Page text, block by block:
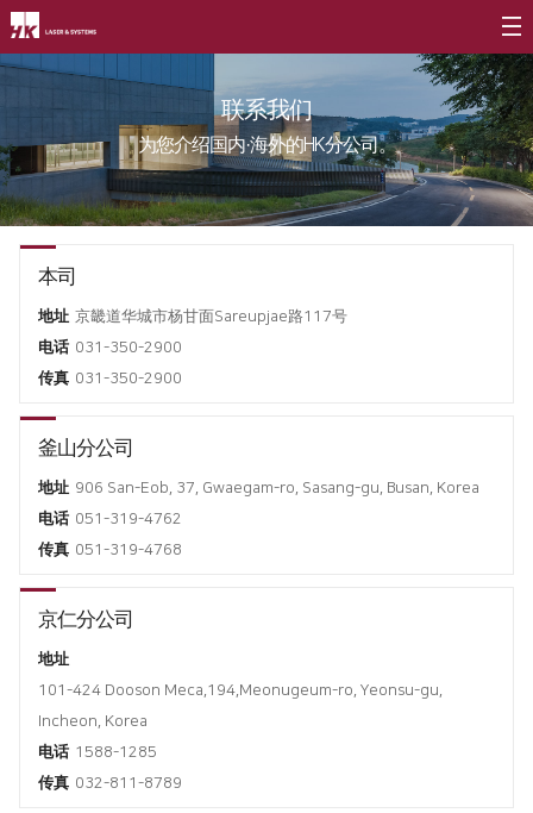
公司介绍
公司简介
公司沿革
CI介绍
价值经营∨
企业精神
核心价值
分公司介绍∨
全球网络
国内分公司
海外办事处
FL3015 Fiber
PS Series Fiber
二氧化碳∨
FL3015 二氧化碳
PS series 二氧化碳
割管专用机
去毛刺机
特殊用途
混合加工机
资源
社会贡献
社会贡献简介
社会贡献活动
活动评论
联系我们
为您介绍国内·海外的HK分公司。
本司
地址 京畿道华城市杨甘面Sareupjae路117号
电话 031-350-2900
传真 031-350-2900
釜山分公司
地址 906 San-Eob, 37, Gwaegam-ro, Sasang-gu, Busan, Korea
电话 051-319-4762
传真 051-319-4768
京仁分公司
地址
101-424 Dooson Meca,194,Meonugeum-ro, Yeonsu-gu,
Incheon, Korea
电话 1588-1285
传真 032-811-8789